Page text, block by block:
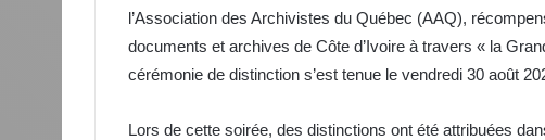
l’Association des Archivistes du Québec (AAQ),
documents et archives de Côte d’Ivoire à travers « la
cérémonie de distinction s’est tenue le vendredi 30 août
Lors de cette soirée, des distinctions ont été attribuées